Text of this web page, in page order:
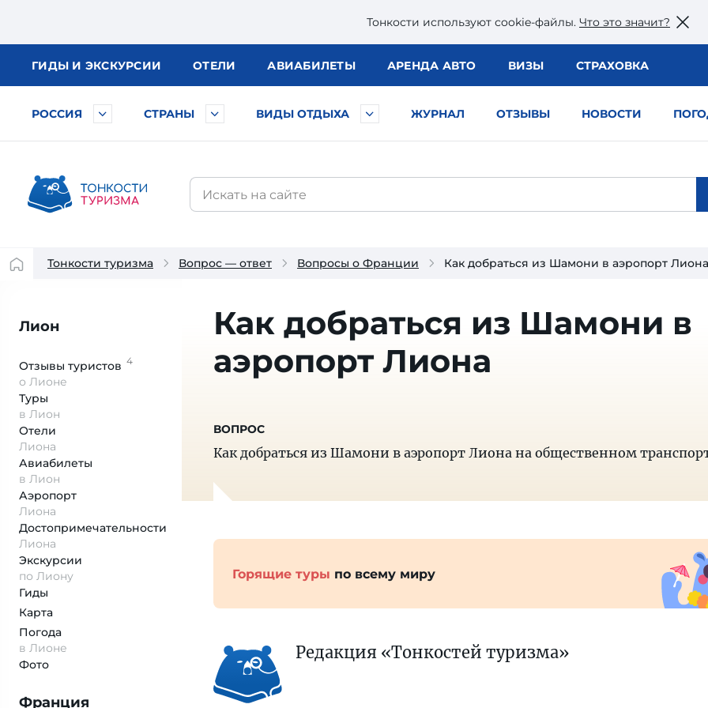
Тонкости используют сookie-файлы. Что это значит?
ГИДЫ И ЭКСКУРСИИ ОТЕЛИ АВИАБИЛЕТЫ АРЕНДА АВТО ВИЗЫ СТРАХОВКА
РОССИЯ СТРАНЫ ВИДЫ ОТДЫХА ЖУРНАЛ ОТЗЫВЫ НОВОСТИ
Тонкости туризма Вопрос — ответ Вопросы о Франции Как добраться из Шамони в аэропорт Лиона
Лион
Отзывы туристов 4
о Лионе
Туры
в Лион
Отели
Лиона
Авиабилеты
в Лион
Аэропорт
Лиона
Достопримеча­тельности
Лиона
Экскурсии
по Лиону
Гиды
Карта
Погода
в Лионе
Фото
Франция
Как добраться из Шамони в
аэропорт Лиона
Как добраться из Шамони в аэропорт Лиона на общественном
Горящие туры по всему миру
Редакция «Тонкостей туризма»